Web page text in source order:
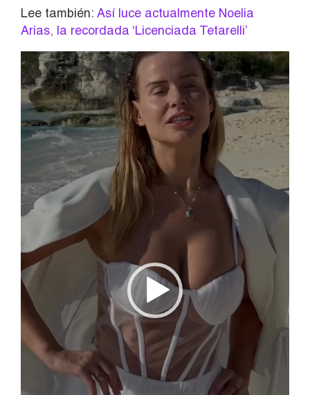
Lee también: Así luce actualmente Noelia
Arias, la recordada ‘Licenciada Tetarelli’
Reproductor
de
vídeo